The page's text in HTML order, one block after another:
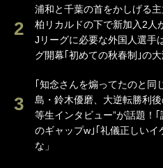
浦和と千葉の首をかしげる主
柏リカルドの下で新加入2人
Jリーグに必要な外国人選手
グ開幕｢初めての秋春制｣の
｢知念さんを煽ってたのと同
島・鈴木優磨、大逆転勝利後
等生インタビュー”が話題！｢
のギャップw｣｢礼儀正しいイ
な」